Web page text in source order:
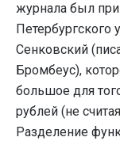
журнала был
Петербургского
Сенковский
Бромбеус),
большое для
рублей (не
Разделение